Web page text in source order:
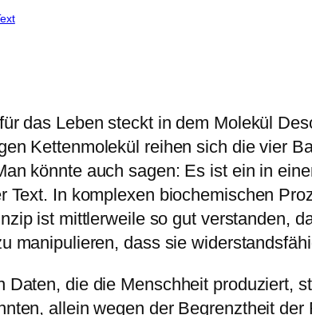
das Leben steckt in dem Molekül
Kettenmolekül reihen sich die vier
könnte auch sagen: Es ist ein in
Text. In komplexen biochemischen
ist mittlerweile so gut verstanden,
manipulieren, dass sie
Daten, die die Menschheit produziert,
allein wegen der Begrenztheit